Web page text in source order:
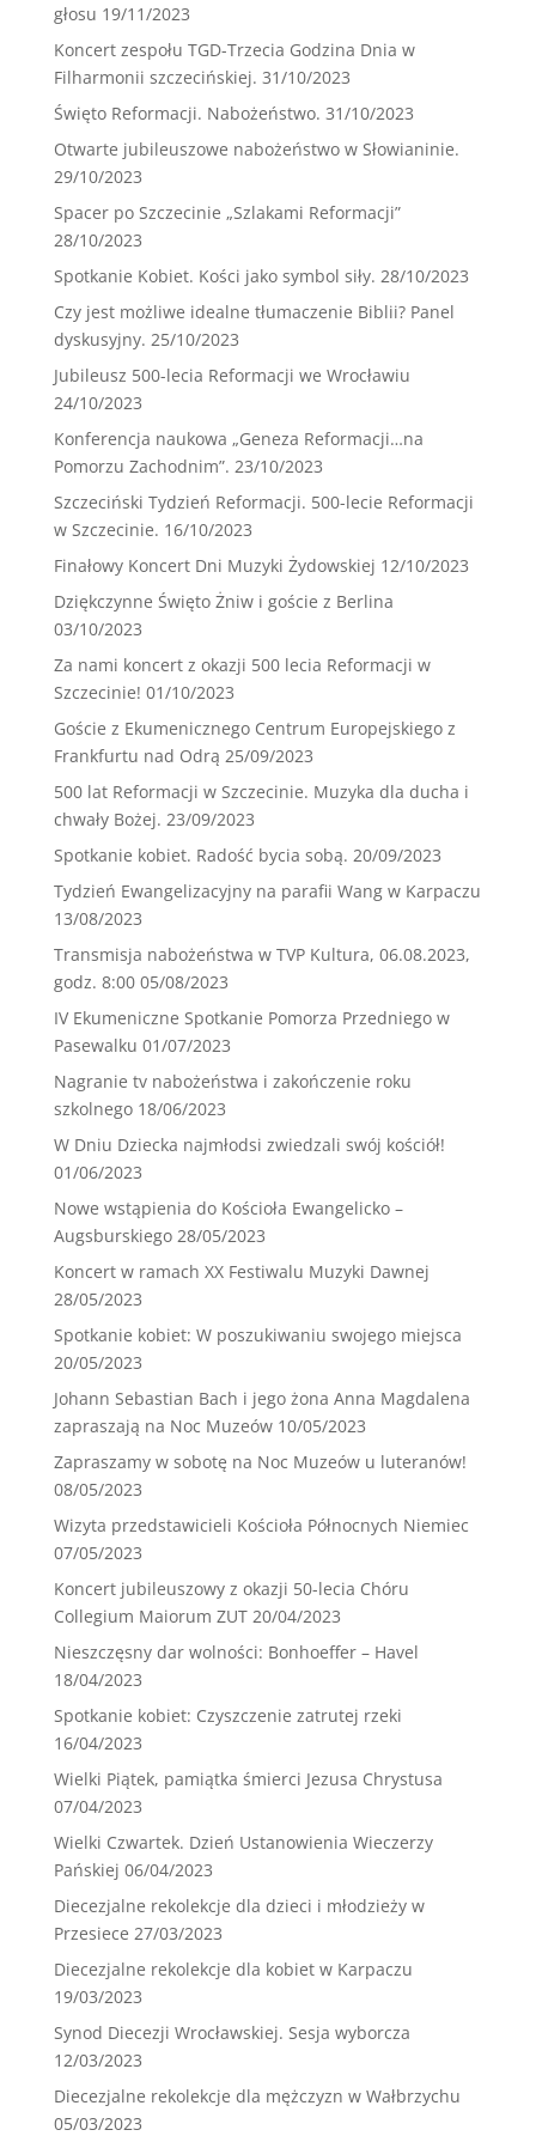
głosu 19/11/2023
Koncert zespołu TGD-Trzecia Godzina Dnia w
Filharmonii szczecińskiej. 31/10/2023
Święto Reformacji. Nabożeństwo. 31/10/2023
Otwarte jubileuszowe nabożeństwo w Słowianinie.
29/10/2023
Spacer po Szczecinie „Szlakami Reformacji”
28/10/2023
Spotkanie Kobiet. Kości jako symbol siły. 28/10/2023
Czy jest możliwe idealne tłumaczenie Biblii? Panel
dyskusyjny. 25/10/2023
Jubileusz 500-lecia Reformacji we Wrocławiu
24/10/2023
Konferencja naukowa „Geneza Reformacji…na
Pomorzu Zachodnim”. 23/10/2023
Szczeciński Tydzień Reformacji. 500-lecie Reformacji
w Szczecinie. 16/10/2023
Finałowy Koncert Dni Muzyki Żydowskiej 12/10/2023
Dziękczynne Święto Żniw i goście z Berlina
03/10/2023
Za nami koncert z okazji 500 lecia Reformacji w
Szczecinie! 01/10/2023
Goście z Ekumenicznego Centrum Europejskiego z
Frankfurtu nad Odrą 25/09/2023
500 lat Reformacji w Szczecinie. Muzyka dla ducha i
chwały Bożej. 23/09/2023
Spotkanie kobiet. Radość bycia sobą. 20/09/2023
Tydzień Ewangelizacyjny na parafii Wang w Karpaczu
13/08/2023
Transmisja nabożeństwa w TVP Kultura, 06.08.2023,
godz. 8:00 05/08/2023
IV Ekumeniczne Spotkanie Pomorza Przedniego w
Pasewalku 01/07/2023
Nagranie tv nabożeństwa i zakończenie roku
szkolnego 18/06/2023
W Dniu Dziecka najmłodsi zwiedzali swój kościół!
01/06/2023
Nowe wstąpienia do Kościoła Ewangelicko –
Augsburskiego 28/05/2023
Koncert w ramach XX Festiwalu Muzyki Dawnej
28/05/2023
Spotkanie kobiet: W poszukiwaniu swojego miejsca
20/05/2023
Johann Sebastian Bach i jego żona Anna Magdalena
zapraszają na Noc Muzeów 10/05/2023
Zapraszamy w sobotę na Noc Muzeów u luteranów!
08/05/2023
Wizyta przedstawicieli Kościoła Północnych Niemiec
07/05/2023
Koncert jubileuszowy z okazji 50-lecia Chóru
Collegium Maiorum ZUT 20/04/2023
Nieszczęsny dar wolności: Bonhoeffer – Havel
18/04/2023
Spotkanie kobiet: Czyszczenie zatrutej rzeki
16/04/2023
Wielki Piątek, pamiątka śmierci Jezusa Chrystusa
07/04/2023
Wielki Czwartek. Dzień Ustanowienia Wieczerzy
Pańskiej 06/04/2023
Diecezjalne rekolekcje dla dzieci i młodzieży w
Przesiece 27/03/2023
Diecezjalne rekolekcje dla kobiet w Karpaczu
19/03/2023
Synod Diecezji Wrocławskiej. Sesja wyborcza
12/03/2023
Diecezjalne rekolekcje dla mężczyzn w Wałbrzychu
05/03/2023